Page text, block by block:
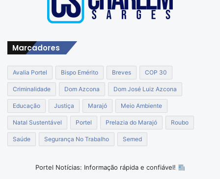
Marcadores
Avalia Portel Bispo Emérito Breves COP 30
Criminalidade Dom Azcona Dom José Luiz Azcona
Educação Justiça Marajó Meio Ambiente
Natal Sustentável Portel Prelazia do Marajó Roubo
Saúde Segurança No Trabalho Semed
Portel Notícias: Informação rápida e confiável!